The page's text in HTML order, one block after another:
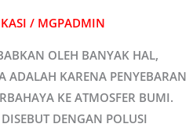
/ MGPADMIN
OLEH BANYAK HAL,
ADALAH KARENA PENYEBARAN
KE ATMOSFER BUMI.
DENGAN POLUSI